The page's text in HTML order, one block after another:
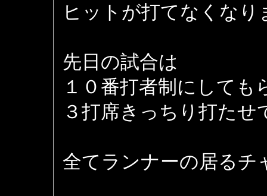
ヒットが打てなくなり
先日の試合は
１０番打者制にしても
３打席きっちり打た
全てランナーの居るチ